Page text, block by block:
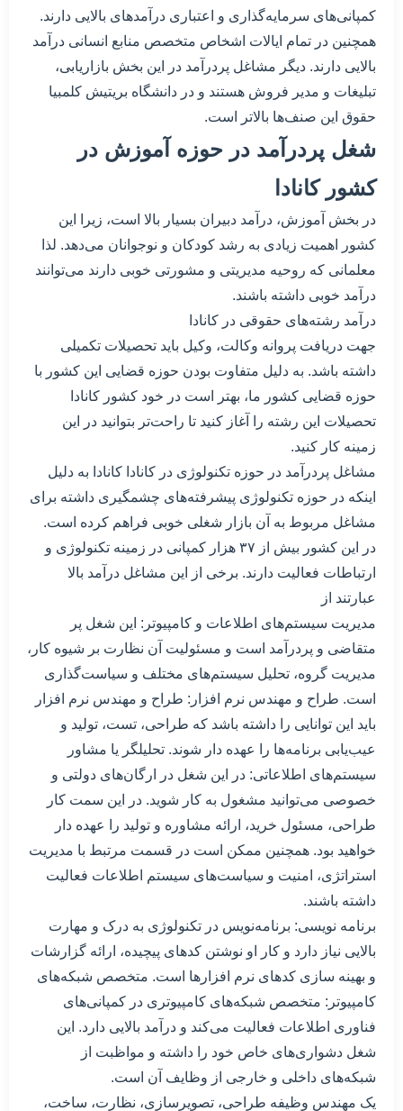
کمپانی‌های سرمایه‌گذاری و اعتباری درآمدهای بالایی دارند.
همچنین در تمام ایالات اشخاص متخصص منابع انسانی درآمد
بالایی دارند. دیگر مشاغل پردرآمد در این بخش بازاریابی،
تبلیغات و مدیر فروش هستند و در دانشگاه بریتیش کلمبیا
حقوق این صنف‌ها بالاتر است.
شغل پردرآمد در حوزه آموزش در
کشور کانادا
در بخش آموزش، درآمد دبیران بسیار بالا است، زیرا این
کشور اهمیت زیادی به رشد کودکان و نوجوانان می‌دهد. لذا
معلمانی که روحیه مدیریتی و مشورتی خوبی دارند می‌توانند
درآمد خوبی داشته باشند.
درآمد رشته‌های حقوقی در کانادا
جهت دریافت پروانه وکالت، وکیل باید تحصیلات تکمیلی
داشته باشد. به دلیل متفاوت بودن حوزه قضایی این کشور با
حوزه قضایی کشور ما، بهتر است در خود کشور کانادا
تحصیلات این رشته را آغاز کنید تا راحت‌تر بتوانید در این
زمینه کار کنید.
مشاغل پردرآمد در حوزه تکنولوژی در کانادا کانادا به دلیل
اینکه در حوزه تکنولوژی پیشرفته‌های چشمگیری داشته برای
مشاغل مربوط به آن بازار شغلی خوبی فراهم کرده است.
در این کشور بیش از ۳۷ هزار کمپانی در زمینه تکنولوژی و
ارتباطات فعالیت دارند. برخی از این مشاغل درآمد بالا
عبارتند از
مدیریت سیستم‌های اطلاعات و کامپیوتر: این شغل پر
متقاضی و پردرآمد است و مسئولیت آن نظارت بر شیوه کار،
مدیریت گروه، تحلیل سیستم‌های مختلف و سیاست‌گذاری
است. طراح و مهندس نرم افزار: طراح و مهندس نرم افزار
باید این توانایی را داشته باشد که طراحی، تست، تولید و
عیب‌یابی برنامه‌ها را عهده دار شوند. تحلیلگر یا مشاور
سیستم‌های اطلاعاتی: در این شغل در ارگان‌های دولتی و
خصوصی می‌توانید مشغول به کار شوید. در این سمت کار
طراحی، مسئول خرید، ارائه مشاوره و تولید را عهده دار
خواهید بود. همچنین ممکن است در قسمت مرتبط با مدیریت
استراتژی، امنیت و سیاست‌های سیستم اطلاعات فعالیت
داشته باشند.
برنامه نویسی: برنامه‌نویس در تکنولوژی به درک و مهارت
بالایی نیاز دارد و کار او نوشتن کدهای پیچیده، ارائه گزارشات
و بهینه سازی کدهای نرم افزارها است. متخصص شبکه‌های
کامپیوتر: متخصص شبکه‌های کامپیوتری در کمپانی‌های
فناوری اطلاعات فعالیت می‌کند و درآمد بالایی دارد. این
شغل دشواری‌های خاص خود را داشته و مواظبت از
شبکه‌های داخلی و خارجی از وظایف آن است.
یک مهندس وظیفه طراحی، تصویرسازی، نظارت، ساخت،